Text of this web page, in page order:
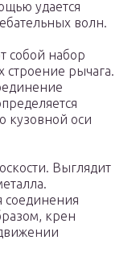
удается
волн.
собой набор
рычага.
кузовной оси
Выглядит
соединения
крен